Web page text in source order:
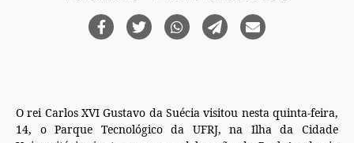
O rei Carlos XVI Gustavo da Suécia visitou nesta quinta-feira,
14, o Parque Tecnológico da UFRJ, na Ilha da Cidade